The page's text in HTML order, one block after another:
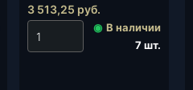
шт.
3 513,25 руб.
◉ В наличии
7 шт.